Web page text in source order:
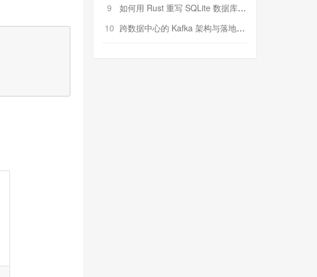
9
如何用 Rust 重写 SQLite 数据库（二）:是否有市场空间？
10 跨数据中心的 Kafka 架构与落地实战